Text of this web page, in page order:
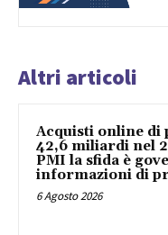
Altri articoli
Acquisti online di
42,6 miliardi nel
PMI la sfida è
informazioni di
6 Agosto 2026